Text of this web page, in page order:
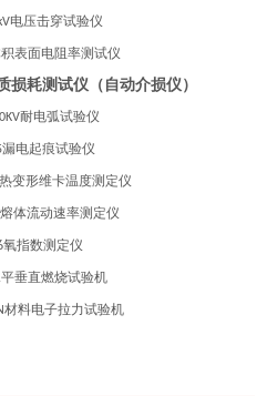
电压击穿试验仪
表面电阻率测试仪
损耗测试仪（自动介损仪）
耐电弧试验仪
漏电起痕试验仪
热变形维卡温度测定仪
熔体流动速率测定仪
氧指数测定仪
垂直燃烧试验机
材料电子拉力试验机